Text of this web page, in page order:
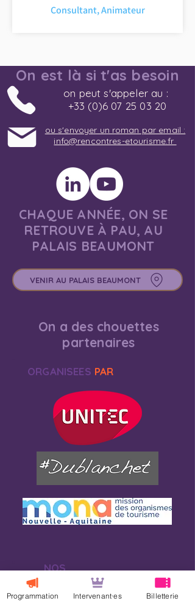
Consultant, Animateur
On est là si t'as besoin
on peut s'appeler au :
+33 (0)6 07 25 03 20
ou s'envoyer un roman par email :
info@rencontres-etourisme.fr
CHAQUE ANNÉE, ON SE
RETROUVE À PAU, AU
PALAIS BEAUMONT
VENIR AU PALAIS BEAUMONT
On a des chouettes
partenaires
ORGANISEES PAR
NOS
SOUTIENSFINANCIERS
Programmation Intervenant·es Billetterie